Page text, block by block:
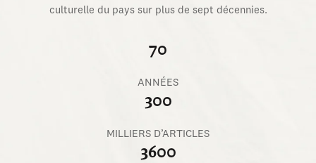
culturelle du pays sur plus de sept décennies.
70
ANNÉES
300
MILLIERS D’ARTICLES
3600